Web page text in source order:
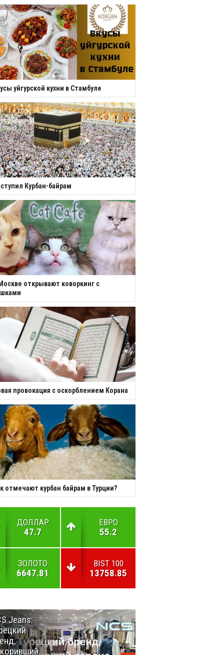
уйгурской кухни в Стамбуле
Курбан-байрам
открывают коворкинг с
провокация с оскорблением Корана
отмечают курбан байрам в Турции?
ДОЛЛАР
47.7
ЕВРО
55.2
ЗОЛОТО
6647.81
BIST 100
13758.85
Jeans: